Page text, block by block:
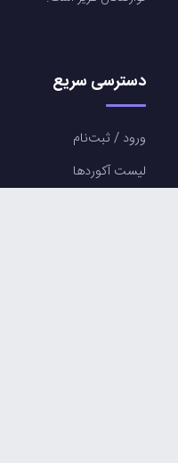
دسترسی سریع
ورود / ثبت‌نام
لیست آکوردها